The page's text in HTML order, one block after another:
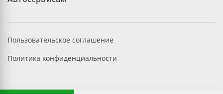
Пользовательское соглашение
Политика конфиденциальности